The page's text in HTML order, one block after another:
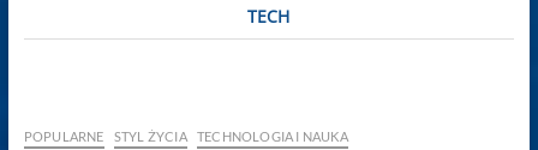
TECH
POPULARNE STYL ŻYCIA TECHNOLOGIA I NAUKA